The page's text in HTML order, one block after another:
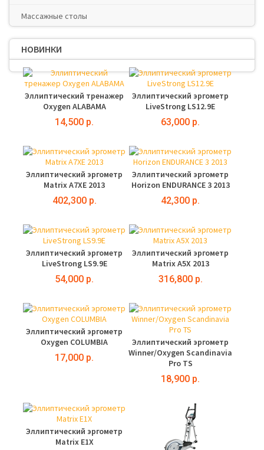
Массажные столы
НОВИНКИ
Эллиптический тренажер
Oxygen ALABAMA
14,500 р.
Эллиптический эргометр
LiveStrong LS12.9E
63,000 р.
Эллиптический эргометр
Matrix A7XE 2013
402,300 р.
Эллиптический эргометр
Horizon ENDURANCE 3 2013
42,300 р.
Эллиптический эргометр
LiveStrong LS9.9E
54,000 р.
Эллиптический эргометр
Matrix A5X 2013
316,800 р.
Эллиптический эргометр
Oxygen COLUMBIA
17,000 р.
Эллиптический эргометр
Winner/Oxygen Scandinavia
Pro TS
18,900 р.
Эллиптический эргометр
Matrix E1X